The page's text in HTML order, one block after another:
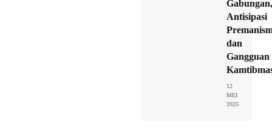
Gabungan,
Antisipasi
dan
Gangguan
12
MEI
2025